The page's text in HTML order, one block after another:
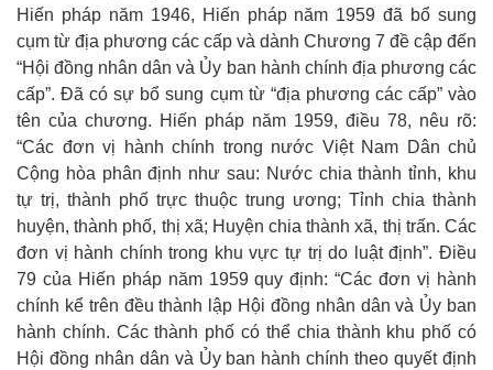
Hiến pháp năm 1946, Hiến pháp năm 1959 đã bổ sung
cụm từ địa phương các cấp và dành Chương 7 đề cập đến
“Hội đồng nhân dân và Ủy ban hành chính địa phương các
cấp”. Đã có sự bổ sung cụm từ “địa phương các cấp” vào
tên của chương. Hiến pháp năm 1959, điều 78, nêu rõ:
“Các đơn vị hành chính trong nước Việt Nam Dân chủ
Cộng hòa phân định như sau: Nước chia thành tỉnh, khu
tự trị, thành phố trực thuộc trung ương; Tỉnh chia thành
huyện, thành phố, thị xã; Huyện chia thành xã, thị trấn. Các
đơn vị hành chính trong khu vực tự trị do luật định”. Điều
79 của Hiến pháp năm 1959 quy định: “Các đơn vị hành
chính kể trên đều thành lập Hội đồng nhân dân và Ủy ban
hành chính. Các thành phố có thể chia thành khu phố có
Hội đồng nhân dân và Ủy ban hành chính theo quyết định